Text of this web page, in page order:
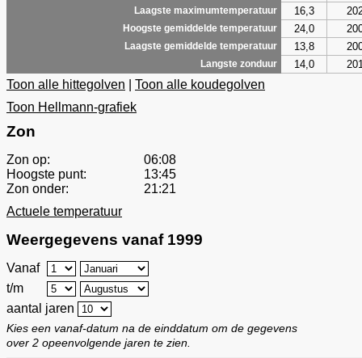
Laagste maximumtemperatuur 16,3
Hoogste gemiddelde temperatuur 24,0
Laagste gemiddelde temperatuur 13,8
Langste zonduur 14,0
Toon alle hittegolven
Toon alle koudegolven
Toon Hellmann-grafiek
Zon
Zon op:
06:08
Hoogste punt:
13:45
Zon onder:
21:21
Actuele temperatuur
Weergegevens vanaf 1999
Vanaf
t/m
aantal jaren
Kies een vanaf-datum na de einddatum om de gegevens
over 2 opeenvolgende jaren te zien.